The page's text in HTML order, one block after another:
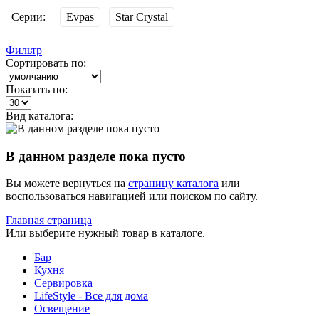
Серии: Evpas Star Crystal
Фильтр
Сортировать по:
Показать по:
Вид каталога:
В данном разделе пока пусто
Вы можете вернуться на страницу каталога или
воспользоваться навигацией или поиском по сайту.
Главная страница
Или выберите нужный товар в каталоге.
Бар
Кухня
Сервировка
LifeStyle - Все для дома
Освещение